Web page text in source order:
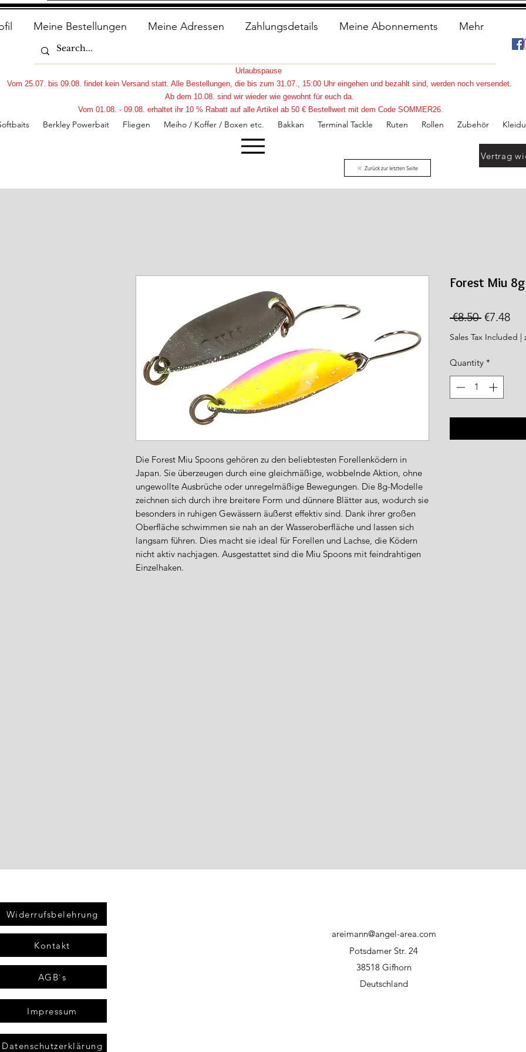
www.angel-area.com
Meine Bestellungen Meine Adressen Zahlungsdetails Meine Abonnements Mehr
Berkley Powerbait Fliegen Meiho / Koffer / Boxen etc. Bakkan Terminal Tackle Ruten Rollen Zubehör
Urlaubspause
Vom 25.07. bis 09.08. findet kein Versand statt. Alle Bestellungen, die bis zum 31.07., 15:00 Uhr eingehen und bezahlt sind, werden noch versendet.
Ab dem 10.08. sind wir wieder wie gewohnt für euch da.
Vom 01.08. - 09.08. erhaltet ihr 10 % Rabatt auf alle Artikel ab 50 € Bestellwert mit dem Code SOMMER26.
Vertrag
Zurück zur letzten Seite
Die Forest Miu Spoons gehören zu den beliebtesten Forellenködern in
Japan. Sie überzeugen durch eine gleichmäßige, wobbelnde Aktion, ohne
ungewollte Ausbrüche oder unregelmäßige Bewegungen. Die 8g-Modelle
zeichnen sich durch ihre breitere Form und dünnere Blätter aus, wodurch sie
besonders in ruhigen Gewässern äußerst effektiv sind. Dank ihrer großen
Oberfläche schwimmen sie nah an der Wasseroberfläche und lassen sich
langsam führen. Dies macht sie ideal für Forellen und Lachse, die Ködern
nicht aktiv nachjagen. Ausgestattet sind die Miu Spoons mit feindrahtigen
Einzelhaken.
Forest Miu 8g
€8.50 Regular
Price
€7.48Sale
Sales Tax Included |
Quantity *
Widerrufsbelehrung
Kontakt
AGB`s
Impressum
Datenschutzerklärung
areimann@angel-area.com
Potsdamer Str. 24
38518 Gifhorn
Deutschland